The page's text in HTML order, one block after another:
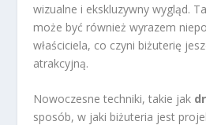
wizualne i ekskluzywny wygląd.
może być również wyrazem
właściciela, co czyni biżuterię
atrakcyjną.
Nowoczesne techniki, takie jak
sposób, w jaki biżuteria jest